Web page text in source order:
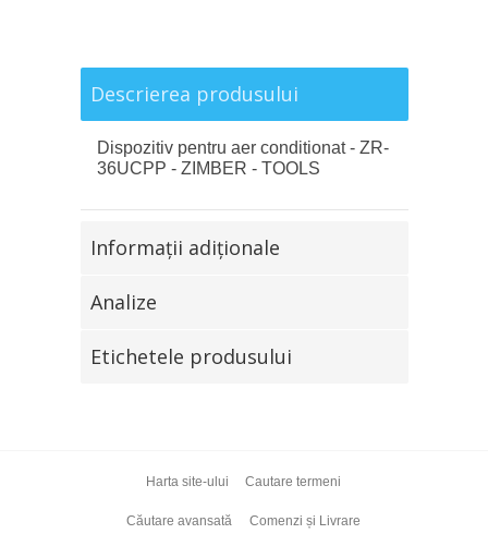
Descrierea produsului
Dispozitiv pentru aer conditionat - ZR-
36UCPP - ZIMBER - TOOLS
Informaţii adiţionale
Analize
Etichetele produsului
Harta site-ului Cautare termeni
Căutare avansată Comenzi și Livrare